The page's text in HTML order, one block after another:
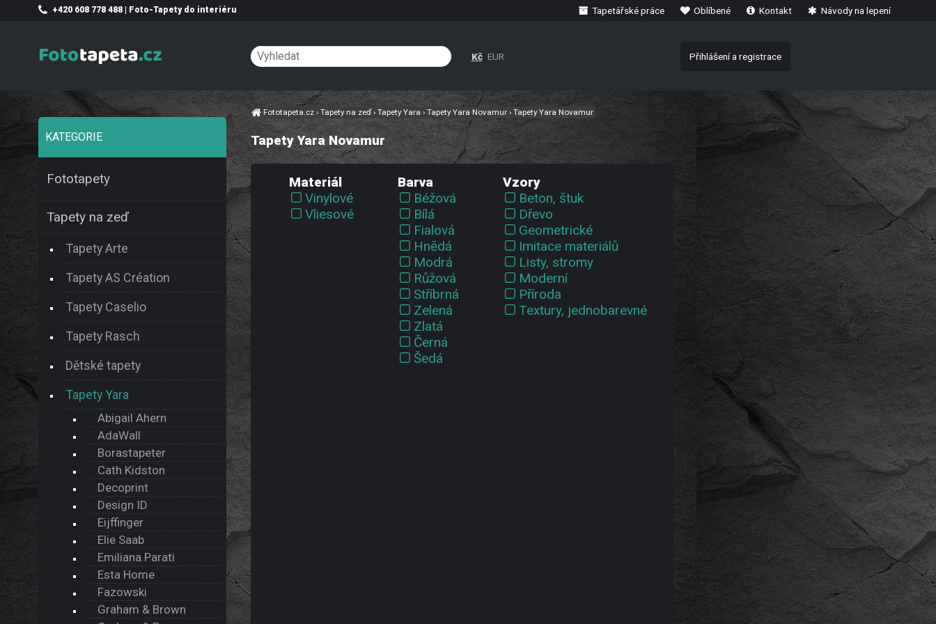
Tapety Yara Novamur
Materiál
Vinylové
Vliesové
Barva
Béžová
Bílá
Fialová
Hnědá
Modrá
Růžová
Stříbrná
Zelená
Zlatá
Černá
Šedá
Vzory
Beton, štuk
Dřevo
Geometrické
Imitace materiálů
Listy, stromy
Moderní
Příroda
Textury, jednobarevné
KATEGORIE
Fototapety
Tapety na zeď
Tapety Arte
Tapety AS Création
Tapety Caselio
Tapety Rasch
Dětské tapety
Tapety Yara
Abigail Ahern
AdaWall
Borastapeter
Cath Kidston
Decoprint
Design ID
Eijffinger
Elie Saab
Emiliana Parati
Esta Home
Fazowski
Graham & Brown
Tapetářské práce Oblíbené Kontakt Návody na lepení
Fototapeta.cz›Tapety na zeď›Tapety Yara ›Tapety Yara Novamur ›Tapety Yara Novamur
+420 608 778 488 | Foto-Tapety do interiéru
Kč EUR Přihlášení a registrace